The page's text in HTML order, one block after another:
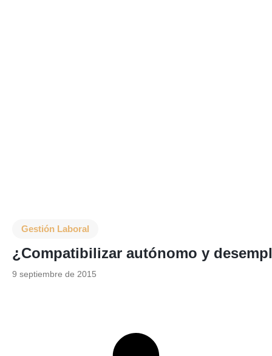
Gestión Laboral
¿Compatibilizar autónomo y
9 septiembre de 2015